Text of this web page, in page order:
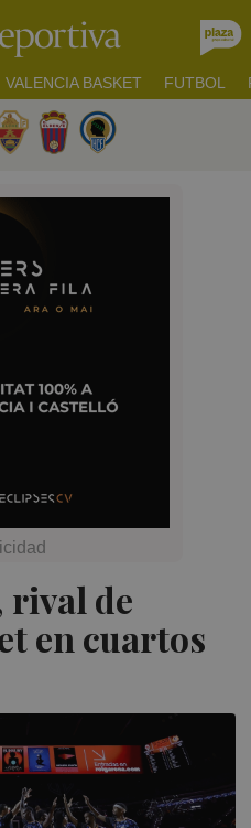
VALENCIA BASKET FUTBOL
rival de
en cuartos